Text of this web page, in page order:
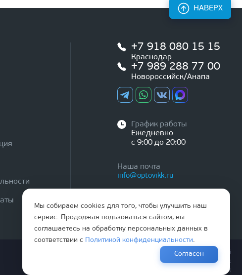
+7 918 080 15 15
Краснодар
+7 989 288 77 00
Новороссийск/Анапа
График работы
Ежедневно
с 9:00 до 20:00
Наша почта
info@optovikk.ru
НАВЕРХ
Правила эксплутации входных и межкомнатных дверей
Политика обработки персональных данных
Согласие на обработку персональных данных
Мы собираем cookies для того, чтобы улучшить наш
сервис. Продолжая пользоваться сайтом, вы
соглашаетесь на обработку персональных данных в
соответствии с
Политикой конфиденциальности.
Согласен